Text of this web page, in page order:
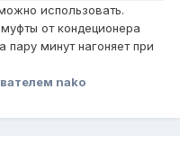
использовать.
от кондеционера
пару минут нагоняет при
nako